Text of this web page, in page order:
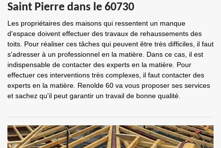
Saint Pierre dans le 60730
Les propriétaires des maisons qui ressentent un manque
d'espace doivent effectuer des travaux de rehaussements des
toits. Pour réaliser ces tâches qui peuvent être très difficiles, il faut
s'adresser à un professionnel en la matière. Dans ce cas, il est
indispensable de contacter des experts en la matière. Pour
effectuer ces interventions très complexes, il faut contacter des
experts en la matière. Renolde 60 va vous proposer ses services
et sachez qu'il peut garantir un travail de bonne qualité.